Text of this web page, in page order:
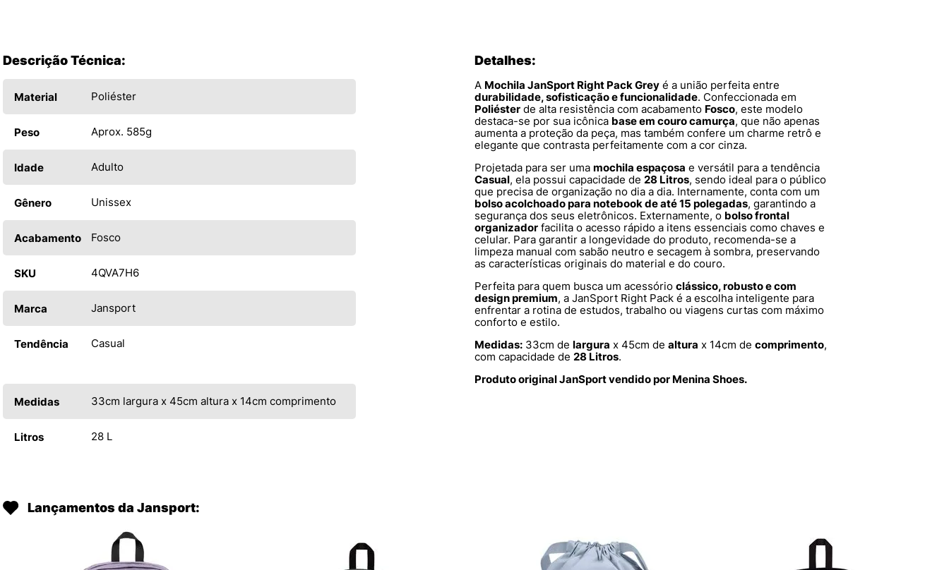
Descrição Técnica:
Material Poliéster
Peso Aprox. 585g
Idade Adulto
Gênero Unissex
Acabamento Fosco
SKU 4QVA7H6
Marca Jansport
Tendência Casual
Medidas 33cm largura x 45cm altura x 14cm comprimento
Litros 28 L
Detalhes:
A Mochila JanSport Right Pack Grey é a união perfeita entre
durabilidade, sofisticação e funcionalidade. Confeccionada em
Poliéster de alta resistência com acabamento Fosco, este modelo
destaca-se por sua icônica base em couro camurça, que não apenas
aumenta a proteção da peça, mas também confere um charme retrô e
elegante que contrasta perfeitamente com a cor cinza.
Projetada para ser uma mochila espaçosa e versátil para a tendência
Casual, ela possui capacidade de 28 Litros, sendo ideal para o público
que precisa de organização no dia a dia. Internamente, conta com um
bolso acolchoado para notebook de até 15 polegadas, garantindo a
segurança dos seus eletrônicos. Externamente, o bolso frontal
organizador facilita o acesso rápido a itens essenciais como chaves e
celular. Para garantir a longevidade do produto, recomenda-se a
limpeza manual com sabão neutro e secagem à sombra, preservando
as características originais do material e do couro.
Perfeita para quem busca um acessório clássico, robusto e com
design premium, a JanSport Right Pack é a escolha inteligente para
enfrentar a rotina de estudos, trabalho ou viagens curtas com máximo
conforto e estilo.
Medidas: 33cm de largura x 45cm de altura x 14cm de comprimento,
com capacidade de 28 Litros.
Produto original JanSport vendido por Menina Shoes.
Lançamentos da Jansport: